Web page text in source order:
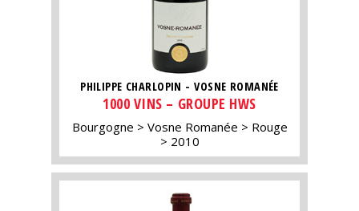
PHILIPPE CHARLOPIN - VOSNE ROMANÉE
1000 VINS – GROUPE HWS
Bourgogne Vosne Romanée
Rouge
2010